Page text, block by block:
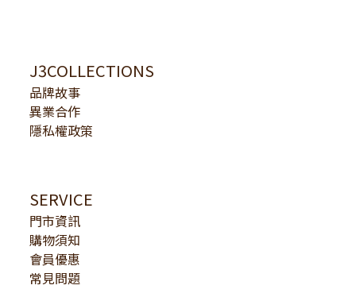
J3COLLECTIONS
品牌故事
異業合作
隱私權政策
SERVICE
門市資訊
購物須知
會員優惠
常見問題